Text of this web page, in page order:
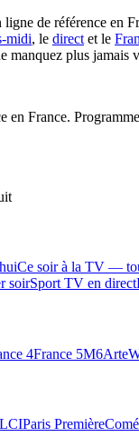
ligne de référence en
midi, le direct et le
plus jamais
en France.
Ce soir à la TV —
soirSport TV en direct
4France 5M6Arte
LCIParis Première